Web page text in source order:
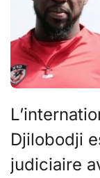
Djilobodji
judiciaire